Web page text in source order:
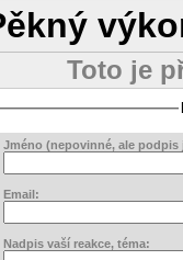
Toto je
Jméno (nepovinné, ale podpis
Email:
Nadpis vaší reakce, téma: